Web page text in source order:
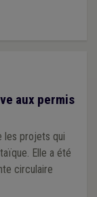
aux permis
les projets qui
Elle a été
circulaire